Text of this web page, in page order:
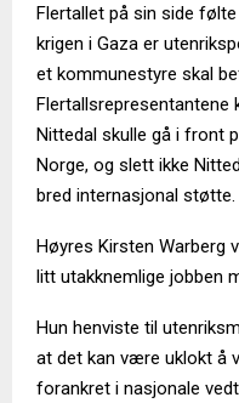
Flertallet på sin side
krigen i Gaza er
et kommunestyre skal
Flertallsrepresentantene
Nittedal skulle gå i front
Norge, og slett ikke
bred internasjonal støtte.
Høyres Kirsten Warberg
litt utakknemlige jobben
Hun henviste til
at det kan være uklokt å
forankret i nasjonale